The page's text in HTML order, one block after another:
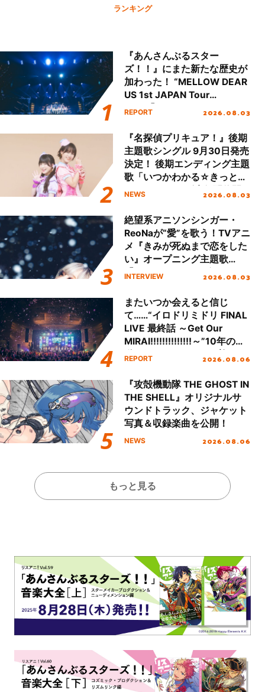
ランキング
『あんさんぶるスター
ズ！！』にまた新たな歴史が
加わった！ “MELLOW DEAR
US 1st JAPAN Tour
Final「NICE to meet YOU
ート!!
REPORT 2026.08.03
『名探偵プリキュア！』後期
主題歌シングル 9月30日発売
決定！ 後期エンディング主題
歌「いつかわかる☆きっとあ
える」TVサイズ先行配信開
NEWS 2026.08.03
絶望系アニソンシンガー・
ReoNaが“愛”を歌う！TVアニ
メ『きみが死ぬまで恋をした
い』オープニング主題歌
「Amore」インタビュー
INTERVIEW 2026.08.03
またいつか会えると信じ
て……“イロドリミドリ FINAL
LIVE 最終話 ～Get Our
MIRAI!!!!!!!!!!!!!!～”10年の活
動を経てファイナルを迎える
REPORT 2026.08.06
『攻殻機動隊 THE GHOST IN
THE SHELL』オリジナルサ
ウンドトラック、ジャケット
写真＆収録楽曲を公開！
NEWS 2026.08.06
もっと見る